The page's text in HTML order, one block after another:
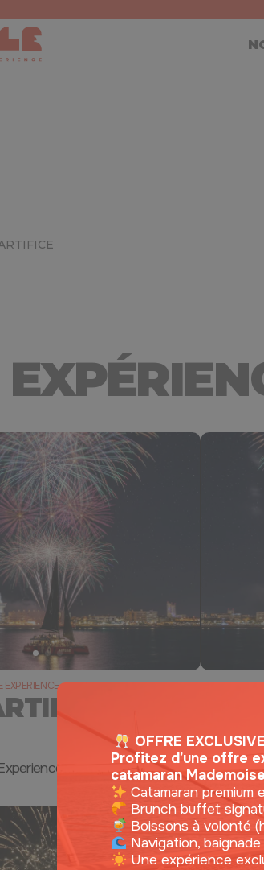
OFFRE
Profitez d’une offre
catamaran
Catamaran premium
Brunch buffet
Boissons à volonté
Navigation,
Une expérience
EXPERIENCE
14/07
- 120 places
FEU